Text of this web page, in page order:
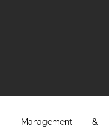
Management &